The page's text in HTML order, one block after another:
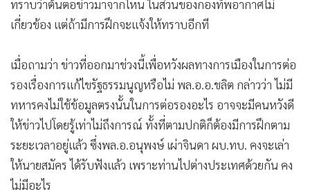
• อาชญากรรม
• Motoring
• วิทยาศาสตร์
• SMEs
• หุ้น
• อินโดจีน
• กองทุนรวม
• Celeb Online
ทราบว่าต้นตอข่าวมาจากไหน ในส่วนของกองทัพอากาศไม่
เกี่ยวข้อง แต่ถ้ามีการฝึกจะแจ้งให้ทราบอีกที
เมื่อถามว่า ข่าวที่ออกมาช่วงนี้เพื่อหวังผลทางการเมืองในการต่อ
รองเรื่องการแก้ไขรัฐธรรมนูญหรือไม่ พล.อ.อ.ชลิต กล่าวว่า ไม่มี
ทหารคงไม่ใช้ข้อมูลตรงนั้นในการต่อรองอะไร อาจจะมีคนหวังดี
ให้ข่าวไปโดยรู้เท่าไม่ถึงการณ์ ทั้งที่ตามปกติก็ต้องมีการฝึกตาม
ระยะเวลาอยู่แล้ว ซึ่งพล.อ.อนุพงษ์ เผ่าจินดา ผบ.ทบ. คงจะเล่า
ให้นายสมัคร ได้รับฟังแล้ว เพราะท่านไปต่างประเทศด้วยกัน คง
ไม่มีอะไร